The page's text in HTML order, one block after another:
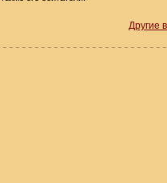
Другие